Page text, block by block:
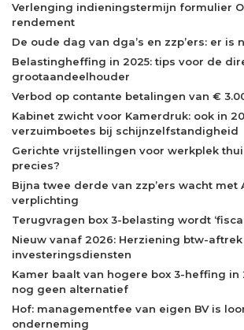
Verlenging indieningstermijn formulier
rendement
De oude dag van dga’s en zzp’ers: er is
Belastingheffing in 2025: tips voor de
grootaandeelhouder
Verbod op contante betalingen van €
Kabinet zwicht voor Kamerdruk: ook in
verzuimboetes bij schijnzelfstandigheid
Gerichte vrijstellingen voor werkplek
precies?
Bijna twee derde van zzp’ers wacht met
verplichting
Terugvragen box 3-belasting wordt
Nieuw vanaf 2026: Herziening btw-
investeringsdiensten
Kamer baalt van hogere box 3-heffing in
nog geen alternatief
Hof: managementfee van eigen BV is
onderneming